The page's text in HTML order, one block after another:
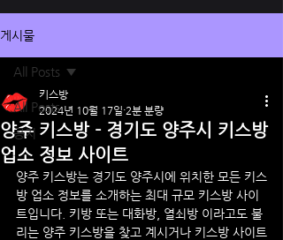
게시물
All Posts
공지
All Posts
양주 키스방 - 경기도 양주시 키스방
업소 정보 사이트
키스방
2024년 10월 17일 2분 분량
양주 키스방는 경기도 양주시 에 위치한 모든 키스
방 업소 정보를 소개하는 최대 규모 키스방 사이
트입니다. 키방 또는 대화방, 열쇠방 이라고도 불
리는 양주 키스방을 찾고 계시거나 키스방 사이트